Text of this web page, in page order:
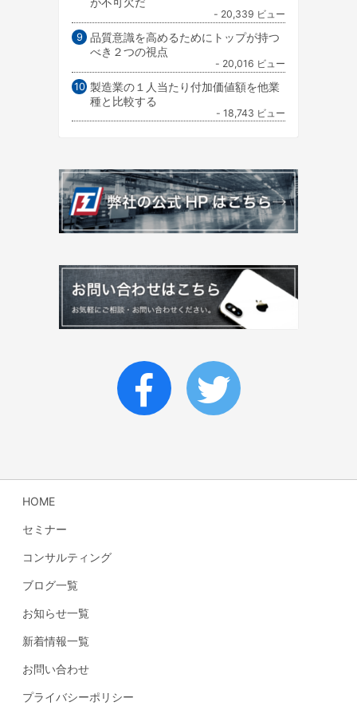
- 20,339 ビュー
品質意識を高めるためにトップが持つ
べき２つの視点
- 20,016 ビュー
製造業の１人当たり付加価値額を他業
種と比較する
- 18,743 ビュー
HOME
セミナー
コンサルティング
ブログ一覧
お知らせ一覧
新着情報一覧
お問い合わせ
プライバシーポリシー